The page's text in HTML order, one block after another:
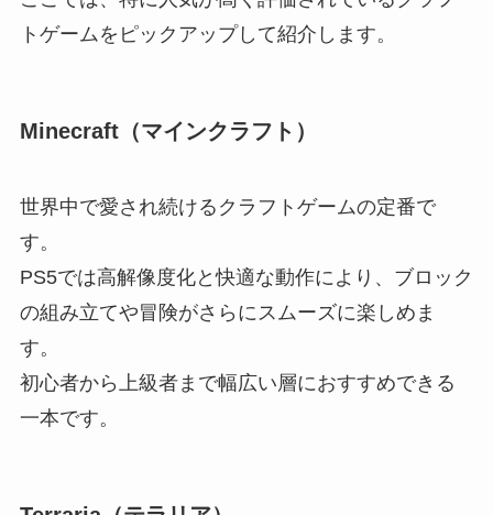
トゲームをピックアップして紹介します。
Minecraft（マインクラフト）
世界中で愛され続けるクラフトゲームの定番で
す。
PS5では高解像度化と快適な動作により、ブロック
の組み立てや冒険がさらにスムーズに楽しめま
す。
初心者から上級者まで幅広い層におすすめできる
一本です。